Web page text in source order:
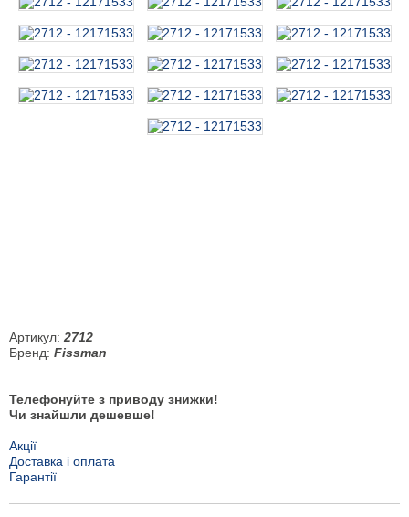
Артикул: 2712
Бренд: Fissman
Телефонуйте з приводу знижки!
Чи знайшли дешевше!
Акції
Доставка і оплата
Гарантії